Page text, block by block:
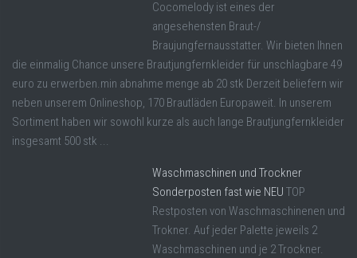
Cocomelody ist eines der
angesehensten Braut-/
Braujungfernausstatter. Wir bieten Ihnen
die einmalig Chance unsere Brautjungfernkleider für unschlagbare 49
euro zu erwerben.min abnahme menge ab 20 stk Derzeit beliefern wir
neben unserem Onlineshop, 170 Brautläden Europaweit. In unserem
Sortiment haben wir sowohl kurze als auch lange Brautjungfernkleider
insgesamt 500 stk ...
Waschmaschinen und Trockner
Sonderposten fast wie NEU TOP
Restposten von Waschmaschinenen und
Trokner. Auf jeder Palette jeweils 2
Waschmaschinen und je 2 Trockner.